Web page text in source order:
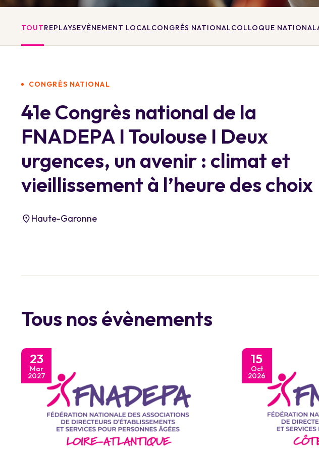
TOUTREPLAYSEVÈNEMENT LOCALCONGRÈS NATIONALCOLLOQUE NATIONAL
CONGRÈS NATIONAL
41e Congrès national de la
FNADEPA I Toulouse I Deux
urgences, un avenir : climat et
vieillissement à l’heure des choix
Haute-Garonne
Tous nos évènements
23
Mar
2027
15
Oct
2026